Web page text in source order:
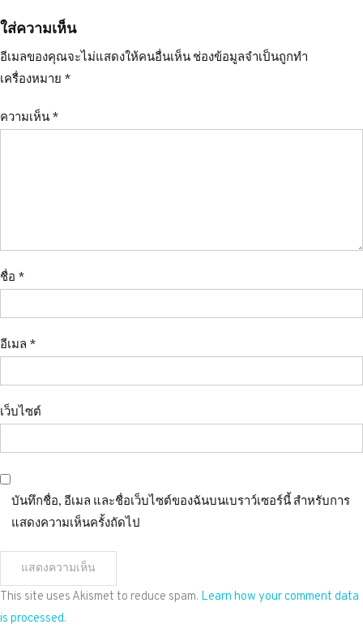
ใส่ความเห็น
อีเมลของคุณจะไม่แสดงให้คนอื่นเห็น ช่องข้อมูลจำเป็นถูกทำ
เครื่องหมาย *
ความเห็น *
ชื่อ *
อีเมล *
เว็บไซต์
บันทึกชื่อ, อีเมล และชื่อเว็บไซต์ของฉันบนเบราว์เซอร์นี้ สำหรับการ
แสดงความเห็นครั้งถัดไป
This site uses Akismet to reduce spam. Learn how your comment data
is processed.